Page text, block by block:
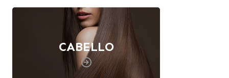
CABELLO